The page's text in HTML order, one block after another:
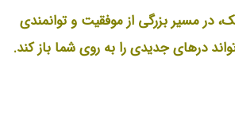
در مسیر بزرگی از موفقیت و توانمندی
درهای جدیدی را به روی شما باز کند.